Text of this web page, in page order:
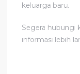
keluarga baru.
Segera hubungi
informasi lebih